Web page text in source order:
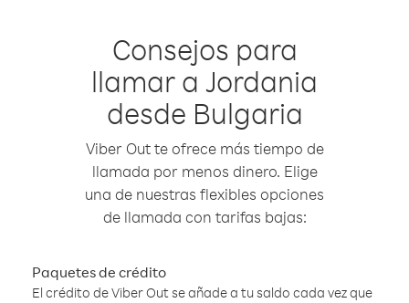
Consejos para
llamar a Jordania
desde Bulgaria
Viber Out te ofrece más tiempo de
llamada por menos dinero. Elige
una de nuestras flexibles opciones
de llamada con tarifas bajas:
Paquetes de crédito
El crédito de Viber Out se añade a tu saldo cada vez que